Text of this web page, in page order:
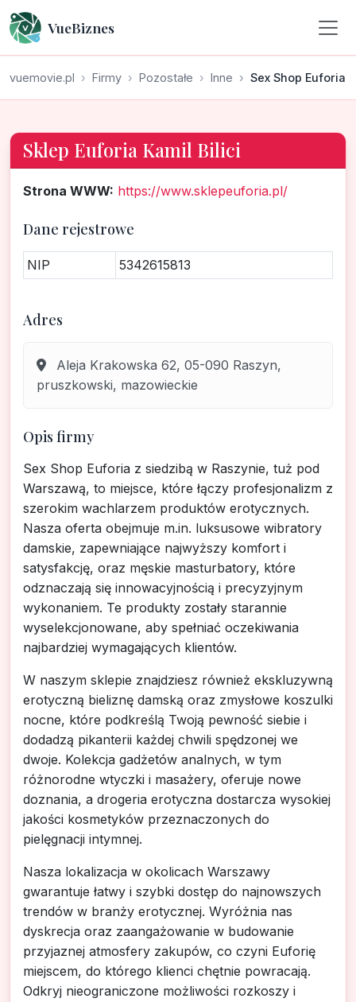
VueBiznes
vuemovie.pl Firmy Pozostałe Inne Sex Shop Euforia
Sklep Euforia Kamil Bilici
Strona WWW: https://www.sklepeuforia.pl/
Dane rejestrowe
NIP 5342615813
Adres
Aleja Krakowska 62, 05-090 Raszyn,
pruszkowski, mazowieckie
Opis firmy
Sex Shop Euforia z siedzibą w Raszynie, tuż pod
Warszawą, to miejsce, które łączy profesjonalizm z
szerokim wachlarzem produktów erotycznych.
Nasza oferta obejmuje m.in. luksusowe wibratory
damskie, zapewniające najwyższy komfort i
satysfakcję, oraz męskie masturbatory, które
odznaczają się innowacyjnością i precyzyjnym
wykonaniem. Te produkty zostały starannie
wyselekcjonowane, aby spełniać oczekiwania
najbardziej wymagających klientów.
W naszym sklepie znajdziesz również ekskluzywną
erotyczną bieliznę damską oraz zmysłowe koszulki
nocne, które podkreślą Twoją pewność siebie i
dodadzą pikanterii każdej chwili spędzonej we
dwoje. Kolekcja gadżetów analnych, w tym
różnorodne wtyczki i masażery, oferuje nowe
doznania, a drogeria erotyczna dostarcza wysokiej
jakości kosmetyków przeznaczonych do
pielęgnacji intymnej.
Nasza lokalizacja w okolicach Warszawy
gwarantuje łatwy i szybki dostęp do najnowszych
trendów w branży erotycznej. Wyróżnia nas
dyskrecja oraz zaangażowanie w budowanie
przyjaznej atmosfery zakupów, co czyni Euforię
miejscem, do którego klienci chętnie powracają.
Odkryj nieograniczone możliwości rozkoszy i